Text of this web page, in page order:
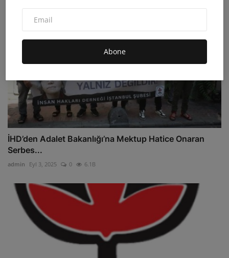
Abone
İHD’den Adalet Bakanlığı’na Mektup Hatice Onaran
Serbes...
admin Eyl 3, 2025 0 6.1B